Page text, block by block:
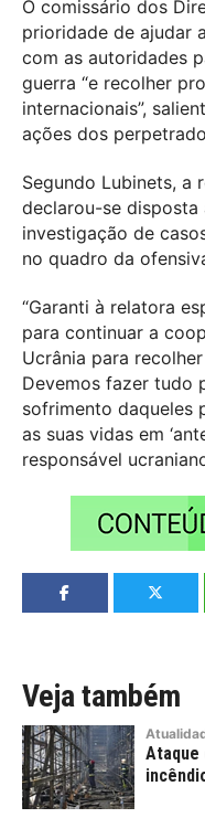
O comissário dos
prioridade de ajudar
com as autoridades
guerra “e recolher
internacionais”,
ações dos
Segundo Lubinets, a
declarou-se disposta
investigação de
no quadro da
“Garanti à relatora
para continuar a
Ucrânia para
Devemos fazer tudo
sofrimento daqueles
as suas vidas em
responsável
Veja também
Ataque